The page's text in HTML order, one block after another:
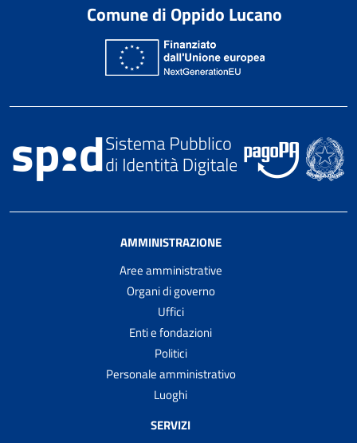
Comune di Oppido Lucano
AMMINISTRAZIONE
Aree amministrative
Organi di governo
Uffici
Enti e fondazioni
Politici
Personale amministrativo
Luoghi
SERVIZI